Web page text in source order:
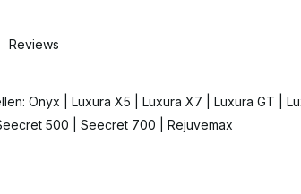
Reviews
Onyx | Luxura X5 | Luxura X7 | Luxura GT |
500 | Seecret 700 | Rejuvemax